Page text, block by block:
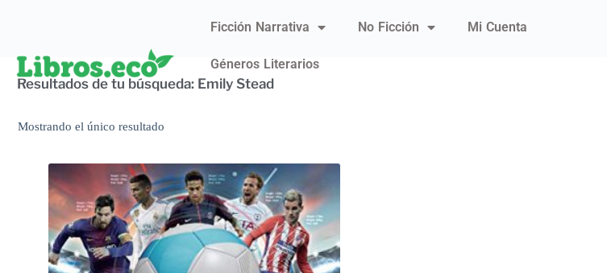
Ficción Narrativa No Ficción Mi Cuenta
Géneros Literarios
Resultados de tu búsqueda: Emily Stead
Mostrando el único resultado